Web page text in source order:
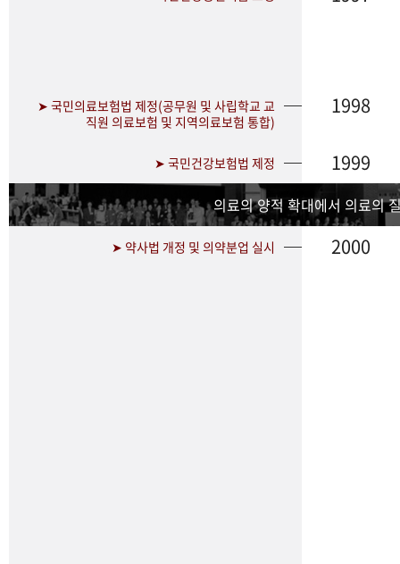
➤ 국민의료보험법 제정(공무원 및 사립학교 교
직원 의료보험 및 지역의료보험 통합)
1998
➤ 국민건강보험법 제정 1999
의료의 양적 확대에서 의료의
➤ 약사법 개정 및 의약분업 실시 2000